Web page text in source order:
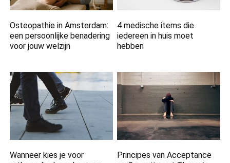
Osteopathie in Amsterdam:
een persoonlijke benadering
voor jouw welzijn
4 medische items die
iedereen in huis moet
hebben
Wanneer kies je voor
Principes van Acceptance